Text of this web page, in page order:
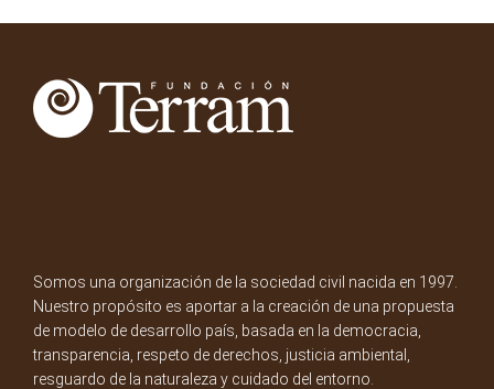
Somos una organización de la sociedad civil nacida en 1997.
Nuestro propósito es aportar a la creación de una propuesta
de modelo de desarrollo país, basada en la democracia,
transparencia, respeto de derechos, justicia ambiental,
resguardo de la naturaleza y cuidado del entorno.